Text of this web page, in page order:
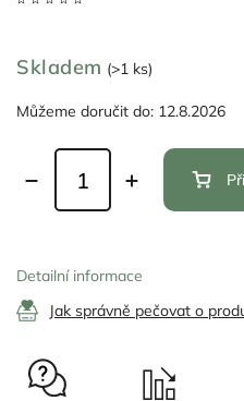
Skladem (>1 ks)
Můžeme doručit do: 12.8.2026
Detailní informace
Jak správně pečovat o